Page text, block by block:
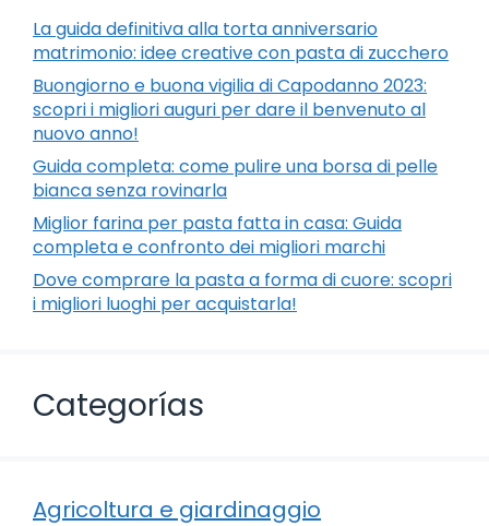
La guida definitiva alla torta anniversario
matrimonio: idee creative con pasta di zucchero
Buongiorno e buona vigilia di Capodanno 2023:
scopri i migliori auguri per dare il benvenuto al
nuovo anno!
Guida completa: come pulire una borsa di pelle
bianca senza rovinarla
Miglior farina per pasta fatta in casa: Guida
completa e confronto dei migliori marchi
Dove comprare la pasta a forma di cuore: scopri
i migliori luoghi per acquistarla!
Categorías
Agricoltura e giardinaggio